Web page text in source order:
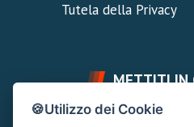
Tutela della Privacy
METTITI IN
FAI UNA DOMANDA
🍪Utilizzo dei Cookie